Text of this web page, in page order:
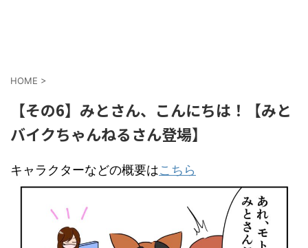
HOME >
【その6】みとさん、こんにちは！【みと
バイクちゃんねるさん登場】
キャラクターなどの概要はこちら